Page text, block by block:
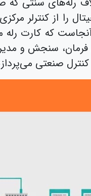
را از کنترلر
که کارت رله
سنجش و
صنعتی